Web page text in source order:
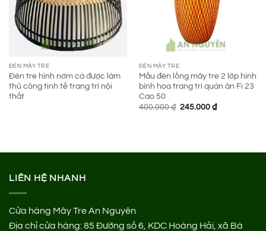
ĐÈN MÂY TRE
Đèn tre hình nơm cá được làm
thủ công tinh tế trang trí nội
thất
ĐÈN MÂY TRE
Mẫu đèn lồng mây tre 2 lớp hình
bình hoa trang trí quán ăn Fi 23
Cao 50
400.000₫ Giá
245.000 ₫Giá
LIÊN HỆ NHANH
Cửa hàng Mây Tre An Nguyên
Địa chỉ cửa hàng:85 Đường số 6, KDC Hoàng Hải, xã Bà